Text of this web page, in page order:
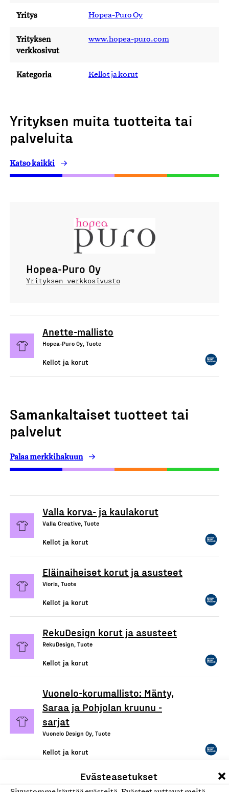
Evästeasetukset
Yritys Hopea-Puro Oy
Yrityksen
verkkosivut
www.hopea-puro.com
Kategoria Kellot ja korut
Yrityksen muita tuotteita tai
palveluita
Katso kaikki
Hopea-Puro Oy
Yrityksen verkkosivusto
Anette-mallisto
Hopea-Puro Oy, Tuote
Kellot ja korut
Samankaltaiset tuotteet tai
palvelut
Palaa merkkihakuun
Valla korva- ja kaulakorut
Valla Creative, Tuote
Kellot ja korut
Eläinaiheiset korut ja asusteet
Vioris, Tuote
Kellot ja korut
RekuDesign korut ja asusteet
RekuDesign, Tuote
Kellot ja korut
Vuonelo-korumallisto: Mänty,
Saraa ja Pohjolan kruunu -
sarjat
Vuonelo Design Oy, Tuote
Kellot ja korut
Sinua-korvakorut